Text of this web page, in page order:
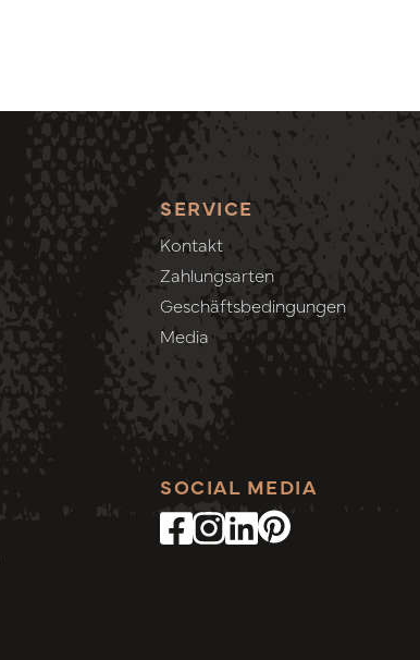
SERVICE
Kontakt
Zahlungsarten
Geschäftsbedingungen
Media
SOCIAL MEDIA